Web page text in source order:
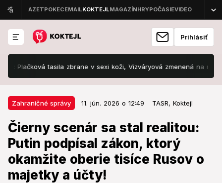
Prihlásiť
tasila zbrane v sexi koži, Vizváryová zmenená na nepoznanie!
Zahraničné správy 11. jún. 2026 o 12:49 TASR, Koktejl
Čierny scenár sa stal realitou:
Putin podpísal zákon, ktorý
okamžite oberie tisíce Rusov o
majetky a účty!
Zahraničné správy 11. jún. 2026 o 12:49
Čierny scenár sa stal realitou:
Putin podpísal zákon, ktorý
okamžite oberie tisíce Rusov o
majetky a účty!